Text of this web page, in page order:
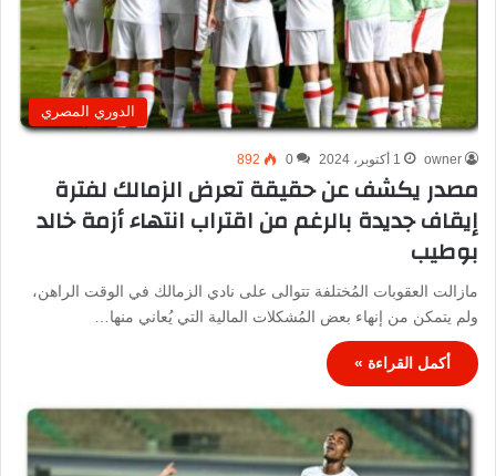
الدوري المصري
owner 1 أكتوبر، 2024 0
892
مصدر يكشف عن حقيقة تعرض الزمالك لفترة
إيقاف جديدة بالرغم من اقتراب انتهاء أزمة خالد
بوطيب
مازالت العقوبات المُختلفة تتوالى على نادي الزمالك في الوقت الراهن،
ولم يتمكن من إنهاء بعض المُشكلات المالية التي يُعاني منها…
أكمل القراءة »